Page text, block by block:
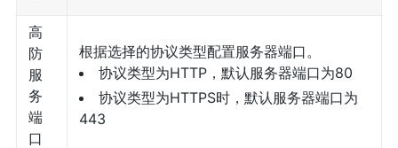
高
防
服
务
端
口
根据选择的协议类型配置服务器端口。
协议类型为HTTP，默认服务器端口为80
协议类型为HTTPS时，默认服务器端口为
443